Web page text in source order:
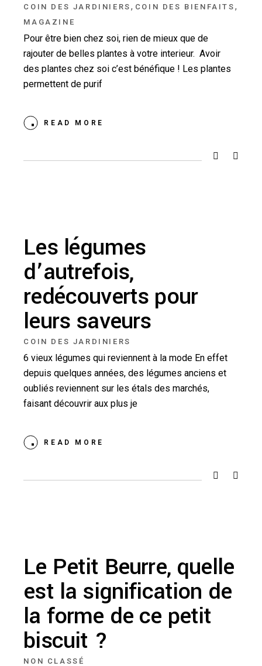
COIN DES JARDINIERS , COIN DES BIENFAITS ,
MAGAZINE
Pour être bien chez soi, rien de mieux que de
rajouter de belles plantes à votre interieur. Avoir
des plantes chez soi c’est bénéfique ! Les plantes
permettent de purif
READ MORE
Les légumes
d’autrefois,
redécouverts pour
leurs saveurs
COIN DES JARDINIERS
6 vieux légumes qui reviennent à la mode En effet
depuis quelques années, des légumes anciens et
oubliés reviennent sur les étals des marchés,
faisant découvrir aux plus je
READ MORE
Le Petit Beurre, quelle
est la signification de
la forme de ce petit
biscuit ?
NON CLASSÉ